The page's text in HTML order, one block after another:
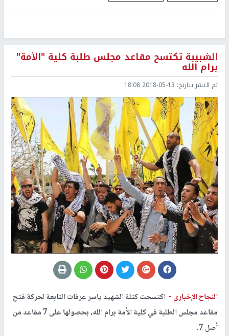
الشبيبة تكتسح مقاعد مجلس طلبة كلية "الأمة"
برام الله
تم النشر بتاريخ: 2018-05-13 18:08
النجاح الإخباري - اكتسحت كتلة الشهيد ياسر عرفات التابعة لحركة فتح
مقاعد مجلس الطلبة في كلية الأمة برام الله، بحصولها على 7 مقاعد من
أصل 7.